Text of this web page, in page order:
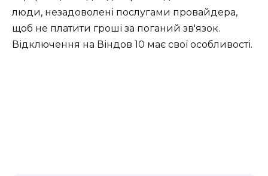
люди, незадоволені послугами провайдера,
щоб не платити гроші за поганий зв'язок.
Відключення на Віндов 10 має свої особливості.